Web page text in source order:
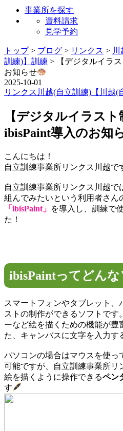
事業所を探す
資料請求
見学予約
トップ> ブログ > リンクス >
訓練)】訓練 >
【デジタルイラ
お知らせ
2025-10-01
リンクス 川越(自立訓練) 【川越
【デジタルイラスト
ibisPaint導入のお知
こんにちは！
自立訓練事業所リンクス川越で
自立訓練事業所リンクス川越で
組んでみたいという利用者さん
「ibisPaint」 を導入し、訓練で
た！
ibisPaintってどんな
スマートフォンやタブレット、
ストの制作ができるソフトです
ーなど絵を描くための機能が豊
た、キャンバスに文字を入力す
パソコンの場合はマウスを使っ
可能ですが、自立訓練事業所リ
絵を描くように操作できるペン
す